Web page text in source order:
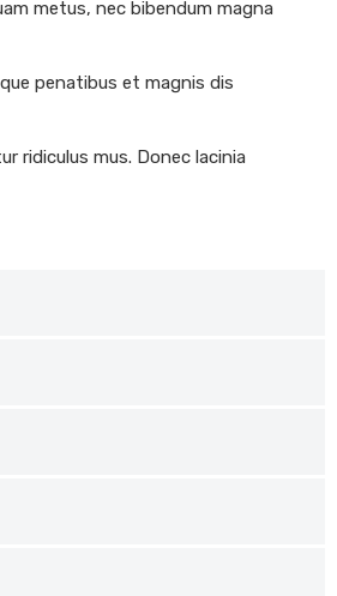
metus, nec bibendum magna
penatibus et magnis dis
ridiculus mus. Donec lacinia